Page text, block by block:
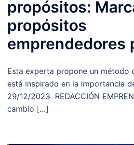
propósitos:
propósitos
emprendedores
Esta experta propone un método
está inspirado en la importancia
29/12/2023 REDACCIÓN
cambio […]